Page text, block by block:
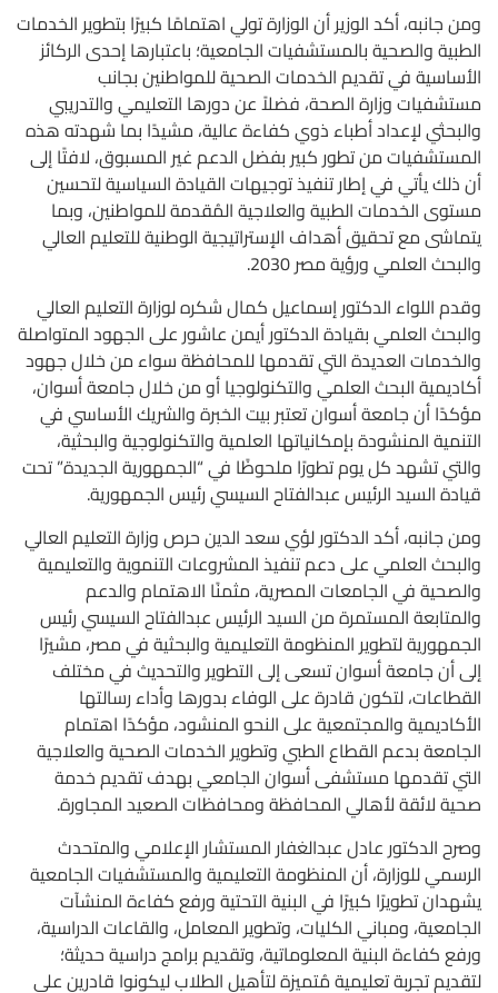
ومن جانبه، أكد الوزير أن الوزارة تولي اهتمامًا كبيرًا بتطوير الخدمات
الطبية والصحية بالمستشفيات الجامعية؛ باعتبارها إحدى الركائز
الأساسية في تقديم الخدمات الصحية للمواطنين بجانب
مستشفيات وزارة الصحة، فضلاً عن دورها التعليمي والتدريبي
والبحثي لإعداد أطباء ذوي كفاءة عالية، مشيدًا بما شهدته هذه
المستشفيات من تطور كبير بفضل الدعم غير المسبوق، لافتًا إلى
أن ذلك يأتي في إطار تنفيذ توجيهات القيادة السياسية لتحسين
مستوى الخدمات الطبية والعلاجية المُقدمة للمواطنين، وبما
يتماشى مع تحقيق أهداف الإستراتيجية الوطنية للتعليم العالي
والبحث العلمي ورؤية مصر 2030.
وقدم اللواء الدكتور إسماعيل كمال شكره لوزارة التعليم العالي
والبحث العلمي بقيادة الدكتور أيمن عاشور على الجهود المتواصلة
والخدمات العديدة التي تقدمها للمحافظة سواء من خلال جهود
أكاديمية البحث العلمي والتكنولوجيا أو من خلال جامعة أسوان،
مؤكدًا أن جامعة أسوان تعتبر بيت الخبرة والشريك الأساسي في
التنمية المنشودة بإمكانياتها العلمية والتكنولوجية والبحثية،
والتي تشهد كل يوم تطورًا ملحوظًا في “الجمهورية الجديدة” تحت
قيادة السيد الرئيس عبدالفتاح السيسي رئيس الجمهورية.
ومن جانبه، أكد الدكتور لؤي سعد الدين حرص وزارة التعليم العالي
والبحث العلمي على دعم تنفيذ المشروعات التنموية والتعليمية
والصحية في الجامعات المصرية، مثمنًا الاهتمام والدعم
والمتابعة المستمرة من السيد الرئيس عبدالفتاح السيسي رئيس
الجمهورية لتطوير المنظومة التعليمية والبحثية في مصر، مشيرًا
إلى أن جامعة أسوان تسعى إلى التطوير والتحديث في مختلف
القطاعات، لتكون قادرة على الوفاء بدورها وأداء رسالتها
الأكاديمية والمجتمعية على النحو المنشود، مؤكدًا اهتمام
الجامعة بدعم القطاع الطبي وتطوير الخدمات الصحية والعلاجية
التي تقدمها مستشفى أسوان الجامعي بهدف تقديم خدمة
صحية لائقة لأهالي المحافظة ومحافظات الصعيد المجاورة.
وصرح الدكتور عادل عبدالغفار المستشار الإعلامي والمتحدث
الرسمي للوزارة، أن المنظومة التعليمية والمستشفيات الجامعية
يشهدان تطويرًا كبيرًا في البنية التحتية ورفع كفاءة المنشآت
الجامعية، ومباني الكليات، وتطوير المعامل، والقاعات الدراسية،
ورفع كفاءة البنية المعلوماتية، وتقديم برامج دراسية حديثة؛
لتقديم تجربة تعليمية مُتميزة لتأهيل الطلاب ليكونوا قادرين على